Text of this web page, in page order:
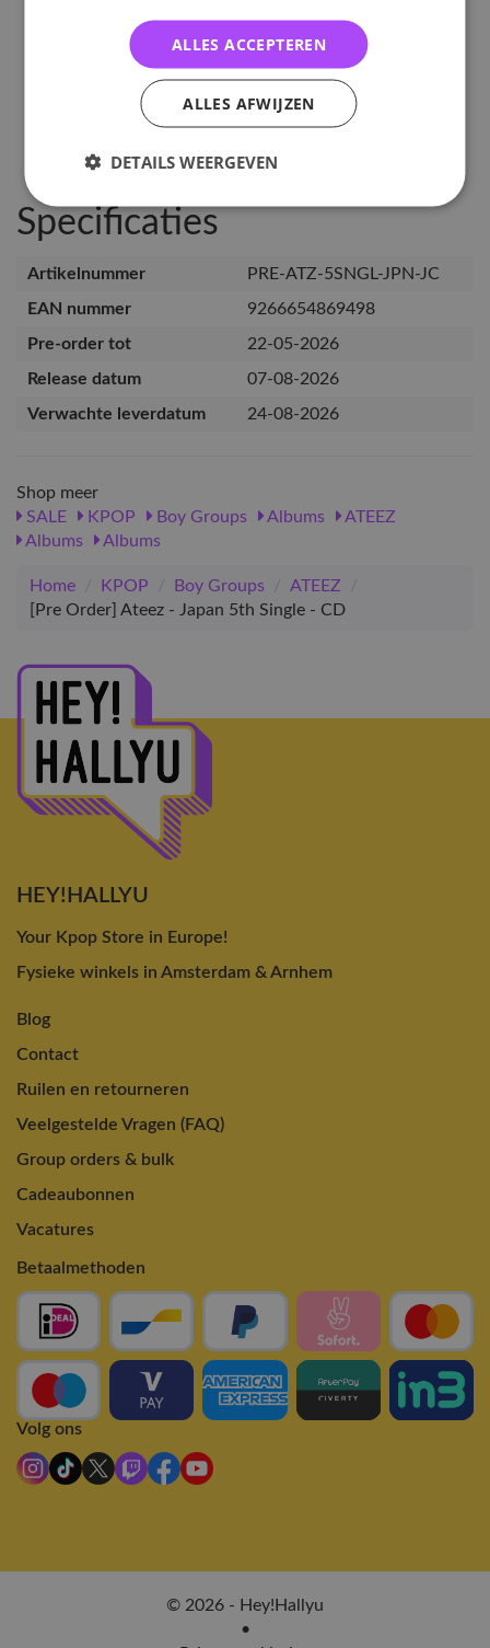
Specificaties
Artikelnummer
PRE-ATZ-5SNGL-JPN-JC
EAN nummer
9266654869498
Pre-order tot
22-05-2026
Release datum
07-08-2026
Verwachte leverdatum
24-08-2026
Shop meer
SALE
KPOP Boy Groups Albums
ATEEZ
Albums
Albums
Home / KPOP / Boy Groups / ATEEZ
/
[Pre Order] Ateez - Japan 5th Single - CD
HEY!HALLYU
Your Kpop Store in Europe!
Fysieke winkels in Amsterdam & Arnhem
Blog
Contact
Ruilen en retourneren
Veelgestelde Vragen (FAQ)
Group orders & bulk
Cadeaubonnen
Vacatures
Betaalmethoden
Volg ons
© 2026 - Hey!Hallyu
•
ALLES ACCEPTEREN
ALLES AFWIJZEN
DETAILS WEERGEVEN